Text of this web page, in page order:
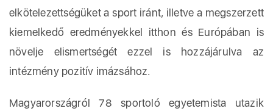
elkötelezettségüket a sport iránt, illetve a megszerzett
kiemelkedő eredményekkel itthon és Európában is
növelje elismertségét ezzel is hozzájárulva az
intézmény pozitív imázsához.
Magyarországról 78 sportoló egyetemista utazik